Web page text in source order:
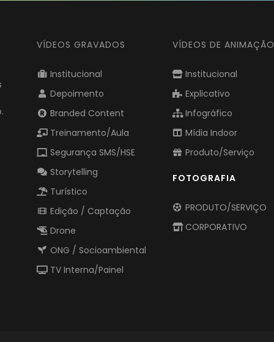
VÍDEOS GRAVADOS
Institucional
Depoimento
Branded Content
Treinamento/Aula
Segurança SMS/HSE
Storytelling
Turístico
Edição / Captação
Drone
ONG / Socioambiental
TV Interna/Painel
VÍDEOS DE ANIMAÇÃO
Institucional
Explicativo
Infográfico
Mídia Indoor
Produto/Serviço
FOTOGRAFIA
PRODUTO/SERVIÇO
CORPORATIVO